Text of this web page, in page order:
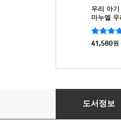
우리 아
마누엘
41,580원
하나님 아가야 사
도서정보